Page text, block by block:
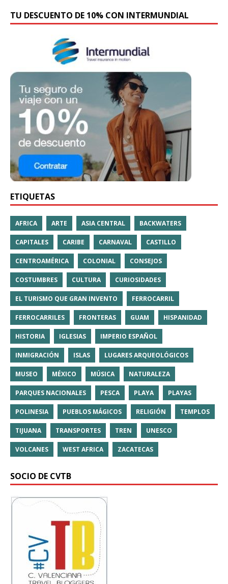
TU DESCUENTO DE 10% CON INTERMUNDIAL
ETIQUETAS
AFRICA ARTE ASIA CENTRAL BACKWATERS
CAPITALES CARIBE CARNAVAL CASTILLO
CENTROAMÉRICA COLONIAL CONSEJOS
COSTUMBRES CULTURA CURIOSIDADES
EL TURISMO QUE GRAN INVENTO FERROCARRIL
FERROCARRILES FRONTERAS GUAM HISPANIDAD
HISTORIA IGLESIAS IMPERIO ESPAÑOL
INMIGRACIÓN ISLAS LUGARES ARQUEOLÓGICOS
MUSEO MÉXICO MÚSICA NATURALEZA
PARQUES NACIONALES PESCA PLAYA PLAYAS
POLINESIA PUEBLOS MÁGICOS RELIGIÓN TEMPLOS
TIJUANA TRANSPORTES TREN UNESCO
VOLCANES WEST AFRICA ZACATECAS
SOCIO DE CVTB